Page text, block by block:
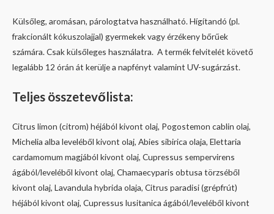
Külsőleg, aromásan, párologtatva használható. Hígítandó (pl.
frakcionált kókuszolajjal) gyermekek vagy érzékeny bőrűek
számára. Csak külsőleges használatra. A termék felvitelét követő
legalább 12 órán át kerülje a napfényt valamint UV-sugárzást.
Teljes összetevőlista:
Citrus limon (citrom) héjából kivont olaj, Pogostemon cablin olaj,
Michelia alba leveléből kivont olaj, Abies sibirica olaja, Elettaria
cardamomum magjából kivont olaj, Cupressus sempervirens
ágából/leveléből kivont olaj, Chamaecyparis obtusa törzséből
kivont olaj, Lavandula hybrida olaja, Citrus paradisi (grépfrút)
héjából kivont olaj, Cupressus lusitanica ágából/leveléből kivont